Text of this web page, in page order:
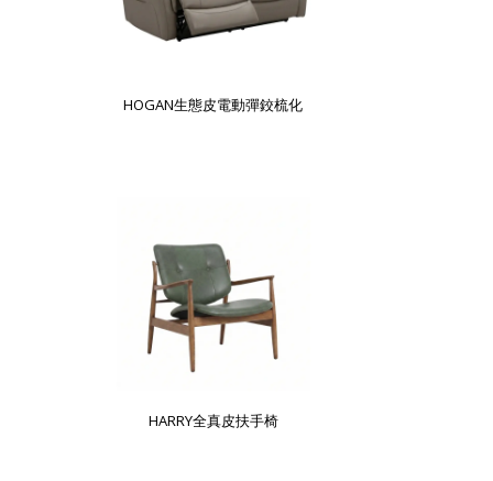
HOGAN生態皮電動彈鉸梳化
HARRY全真皮扶手椅